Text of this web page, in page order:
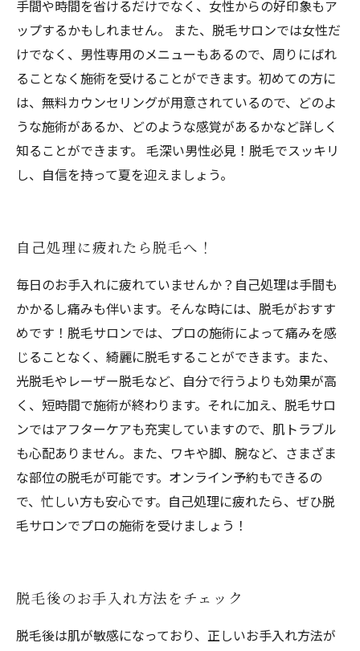
手間や時間を省けるだけでなく、女性からの好印象もア
ップするかもしれません。 また、脱毛サロンでは女性だ
けでなく、男性専用のメニューもあるので、周りにばれ
ることなく施術を受けることができます。初めての方に
は、無料カウンセリングが用意されているので、どのよ
うな施術があるか、どのような感覚があるかなど詳しく
知ることができます。 毛深い男性必見！脱毛でスッキリ
し、自信を持って夏を迎えましょう。
自己処理に疲れたら脱毛へ！
毎日のお手入れに疲れていませんか？自己処理は手間も
かかるし痛みも伴います。そんな時には、脱毛がおすす
めです！脱毛サロンでは、プロの施術によって痛みを感
じることなく、綺麗に脱毛することができます。また、
光脱毛やレーザー脱毛など、自分で行うよりも効果が高
く、短時間で施術が終わります。それに加え、脱毛サロ
ンではアフターケアも充実していますので、肌トラブル
も心配ありません。また、ワキや脚、腕など、さまざま
な部位の脱毛が可能です。オンライン予約もできるの
で、忙しい方も安心です。自己処理に疲れたら、ぜひ脱
毛サロンでプロの施術を受けましょう！
脱毛後のお手入れ方法をチェック
脱毛後は肌が敏感になっており、正しいお手入れ方法が